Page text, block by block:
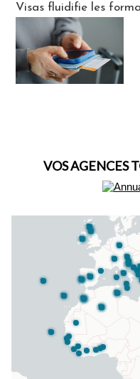
Visas fluidifie les
VOS AGENCES